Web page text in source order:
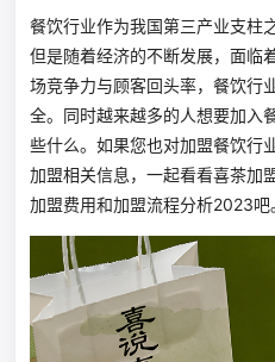
餐饮行业作为我国第三产业支柱
但是随着经济的不断发展，面临
场竞争力与顾客回头率，餐饮行
全。同时越来越多的人想要加入
些什么。如果您也对加盟餐饮行
加盟相关信息，一起看看喜茶加
加盟费用和加盟流程分析2023吧